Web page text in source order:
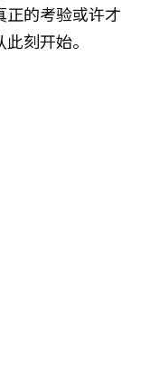
正的考验或许才
刻开始。